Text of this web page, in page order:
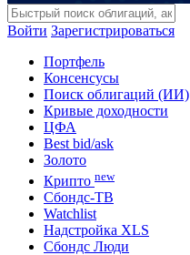
Войти Зарегистрироваться
Портфель
Консенсусы
Поиск облигаций (ИИ)
Кривые доходности
ЦФА
Best bid/ask
Золото
Крипто new
Сбондс-ТВ
Watchlist
Надстройка XLS
Сбондс Люди